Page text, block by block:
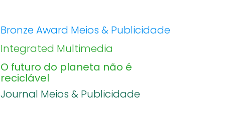
Bronze Award Meios & Publicidade
Integrated Multimedia
O futuro do planeta não é
reciclável
Journal Meios & Publicidade